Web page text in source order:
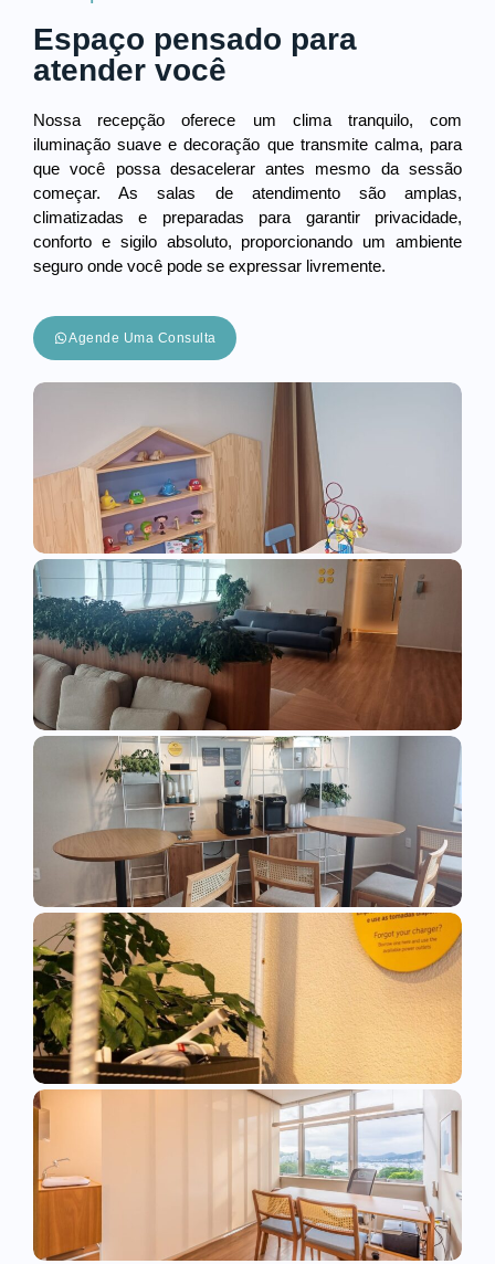
Espaço pensado para
atender você
Nossa recepção oferece um clima tranquilo, com
iluminação suave e decoração que transmite calma, para
que você possa desacelerar antes mesmo da sessão
começar. As salas de atendimento são amplas,
climatizadas e preparadas para garantir privacidade,
conforto e sigilo absoluto, proporcionando um ambiente
seguro onde você pode se expressar livremente.
Agende Uma Consulta